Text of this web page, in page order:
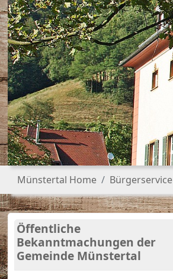
Sie sind hier:
Münstertal Home Bürgerservice
Öffentliche
Bekanntmachungen der
Gemeinde Münstertal